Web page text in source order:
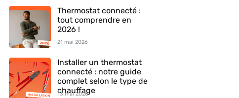
Thermostat connecté :
tout comprendre en
2026 !
21 mai 2026
Installer un thermostat
connecté : notre guide
complet selon le type de
chauffage
13 mai 2026